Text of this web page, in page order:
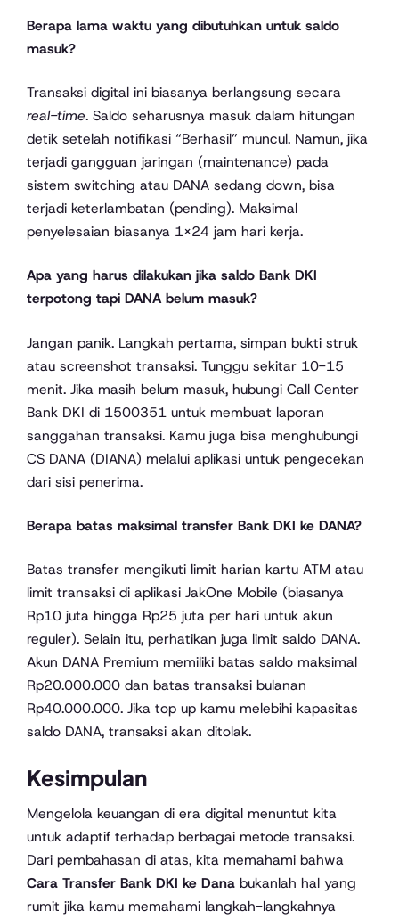
Berapa lama waktu yang dibutuhkan untuk saldo
masuk?
Transaksi digital ini biasanya berlangsung secara
real-time. Saldo seharusnya masuk dalam hitungan
detik setelah notifikasi “Berhasil” muncul. Namun, jika
terjadi gangguan jaringan (maintenance) pada
sistem switching atau DANA sedang down, bisa
terjadi keterlambatan (pending). Maksimal
penyelesaian biasanya 1×24 jam hari kerja.
Apa yang harus dilakukan jika saldo Bank DKI
terpotong tapi DANA belum masuk?
Jangan panik. Langkah pertama, simpan bukti struk
atau screenshot transaksi. Tunggu sekitar 10-15
menit. Jika masih belum masuk, hubungi Call Center
Bank DKI di 1500351 untuk membuat laporan
sanggahan transaksi. Kamu juga bisa menghubungi
CS DANA (DIANA) melalui aplikasi untuk pengecekan
dari sisi penerima.
Berapa batas maksimal transfer Bank DKI ke DANA?
Batas transfer mengikuti limit harian kartu ATM atau
limit transaksi di aplikasi JakOne Mobile (biasanya
Rp10 juta hingga Rp25 juta per hari untuk akun
reguler). Selain itu, perhatikan juga limit saldo DANA.
Akun DANA Premium memiliki batas saldo maksimal
Rp20.000.000 dan batas transaksi bulanan
Rp40.000.000. Jika top up kamu melebihi kapasitas
saldo DANA, transaksi akan ditolak.
Kesimpulan
Mengelola keuangan di era digital menuntut kita
untuk adaptif terhadap berbagai metode transaksi.
Dari pembahasan di atas, kita memahami bahwa
Cara Transfer Bank DKI ke Dana bukanlah hal yang
rumit jika kamu memahami langkah-langkahnya